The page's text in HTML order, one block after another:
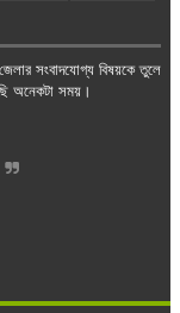
জেলার সংবাদযোগ্য বিষয়কে তুলে
অনেকটা সময়।